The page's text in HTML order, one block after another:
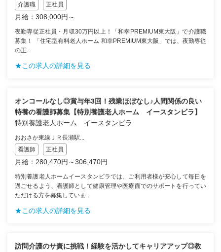
介護職
正社員
月給：308,000円～
夜勤専従正社員・月収30万円以上！「和幸PREMIUM東大阪」で介護職
募集！ 「住宅型有料老人ホーム 和幸PREMIUM東大阪」では、夜勤専従
の正...
★この求人の詳細を見る
オンコールなし◎賞与年3回！残業ほぼなし♪人間関係の良い
特養の看護師募集【特別養護老人ホーム イースタンビラ】
特別養護老人ホーム イースタンビラ
おおさか東線ＪＲ長瀬駅...
看護師
正社員
月給：280,470円～306,470円
特別養護老人ホームイースタンビラでは、ご利用者様が安心して毎日を
過ごせるよう、看護師として健康管理や医療面でのサポートを行ってい
ただける方を募集していま...
★この求人の詳細を見る
訪問介護のサ責に挑戦！経験を活かしてキャリアアップ◎教